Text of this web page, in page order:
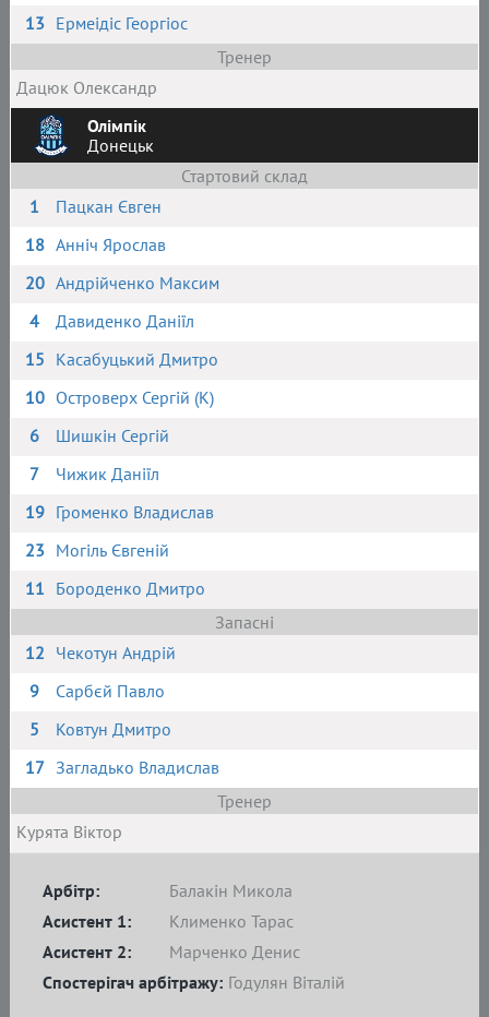
13 Ермеідіс Георгіос
Тренер
Дацюк Олександр
Олімпік
Донецьк
Стартовий склад
1
Пацкан Євген
18 Анніч Ярослав
20 Андрійченко Максим
4
Давиденко Даніїл
15 Касабуцький Дмитро
10 Островерх Сергій (К)
6
Шишкін Сергій
7
Чижик Даніїл
19 Громенко Владислав
23 Могіль Євгеній
11 Бороденко Дмитро
Запасні
12 Чекотун Андрій
9
Сарбєй Павло
5
Ковтун Дмитро
17 Загладько Владислав
Тренер
Курята Віктор
Арбітр:
Балакін Микола
Асистент 1:
Клименко Тарас
Асистент 2:
Марченко Денис
Спостерігач арбітражу: Годулян Віталій